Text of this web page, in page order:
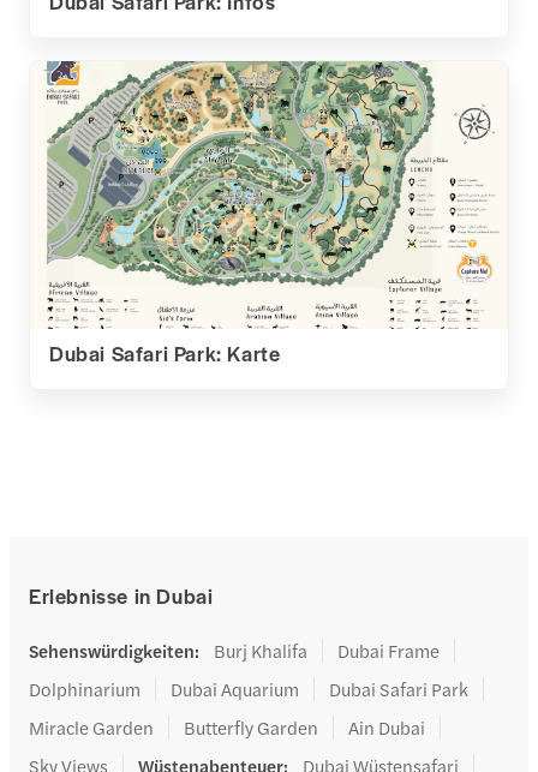
Dubai Safari Park: Karte
Erlebnisse in Dubai
Sehenswürdigkeiten: Burj Khalifa
Dubai Frame
Dolphinarium
Dubai Aquarium
Dubai Safari Park
Miracle Garden
Butterfly Garden
Ain Dubai
Sky Views
Wüstenabenteuer:
Dubai Wüstensafari